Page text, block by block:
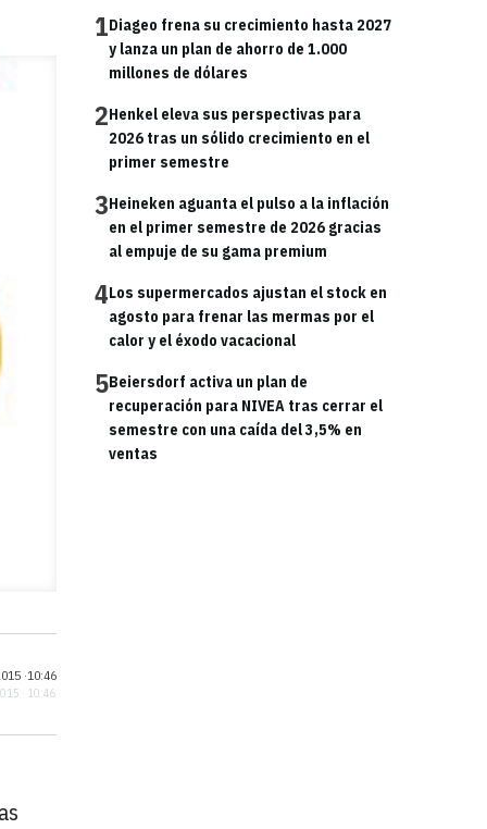
1Diageo frena su crecimiento hasta 2027
y lanza un plan de ahorro de 1.000
millones de dólares
2Henkel eleva sus perspectivas para
2026 tras un sólido crecimiento en el
primer semestre
3Heineken aguanta el pulso a la inflación
en el primer semestre de 2026 gracias
al empuje de su gama premium
4Los supermercados ajustan el stock en
agosto para frenar las mermas por el
calor y el éxodo vacacional
5Beiersdorf activa un plan de
recuperación para NIVEA tras cerrar el
semestre con una caída del 3,5% en
ventas
·10:46
· 10:46